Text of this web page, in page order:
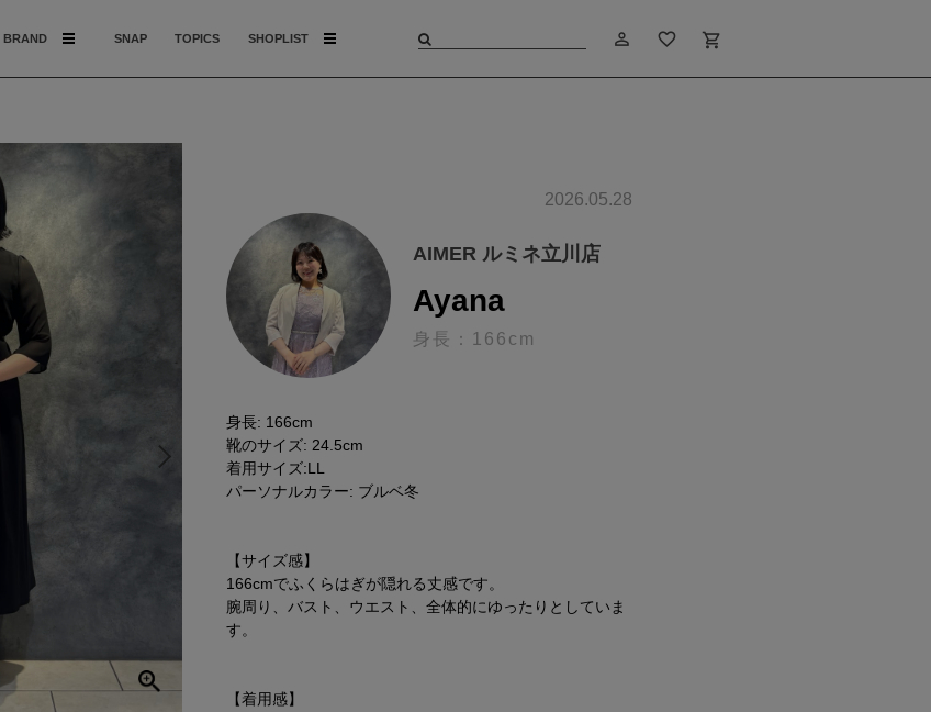
BRAND SNAP TOPICS SHOPLIST person_outline favorite_border shopping_cart
2026.05.28
AIMER ルミネ立川店
Ayana
身長：166cm
身長: 166cm
靴のサイズ: 24.5cm
着用サイズ:LL
パーソナルカラー: ブルベ冬
【サイズ感】
166cmでふくらはぎが隠れる丈感です。
腕周り、バスト、ウエスト、全体的にゆったりとしていま
す。
【着用感】